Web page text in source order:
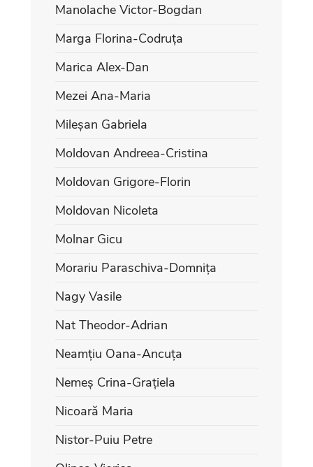
Manolache Victor-Bogdan
Marga Florina-Codruța
Marica Alex-Dan
Mezei Ana-Maria
Mileșan Gabriela
Moldovan Andreea-Cristina
Moldovan Grigore-Florin
Moldovan Nicoleta
Molnar Gicu
Morariu Paraschiva-Domnița
Nagy Vasile
Nat Theodor-Adrian
Neamțiu Oana-Ancuța
Nemeș Crina-Grațiela
Nicoară Maria
Nistor-Puiu Petre